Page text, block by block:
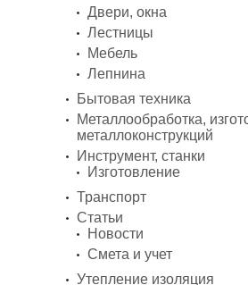
Двери, окна
Лестницы
Мебель
Лепнина
Бытовая техника
Металлообработка,
металлоконструкций
Инструмент, станки
Изготовление
Транспорт
Статьи
Новости
Смета и учет
Утепление изоляция